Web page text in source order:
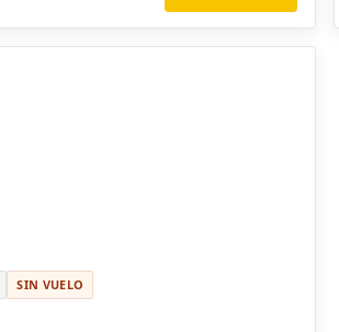
SIN VUELO